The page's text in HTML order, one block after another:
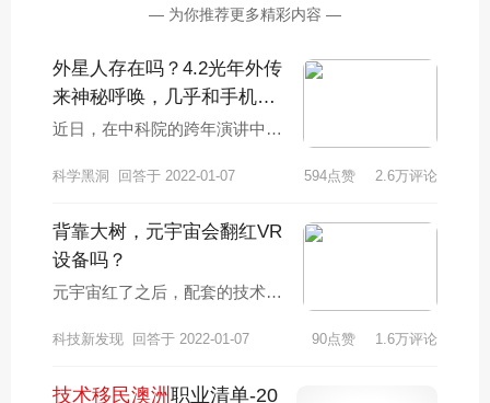
分和职业提名。 澳洲工料测量师专业 留学移民具优— 为你推荐更多精彩内容 —
外星人存在吗？4.2光年外传
来神秘呼唤，几乎和手机频
率一样？
近日，在中科院的跨年演讲中，
武向平向大家介绍了了一些科普
科学黑洞 回答于 2022-01-07 594点赞 2.6万评论
背靠大树，元宇宙会翻红VR
设备吗？
元宇宙红了之后，配套的技术也
被誉为元宇宙的顶梁柱之一，但
科技新发现 回答于 2022-01-07 90点赞 1.6万评论
技术移民澳洲职业清单-20